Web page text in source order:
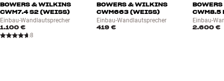
BOWERS & WILKINS
CWM7.4 S2 (WEISS)
Einbau-Wandlautsprecher
1.100 €
8
BOWERS & WILKINS
CWM663 (WEISS)
Einbau-Wandlautsprecher
419 €
CWM8.5
Einbau-
2.600 €